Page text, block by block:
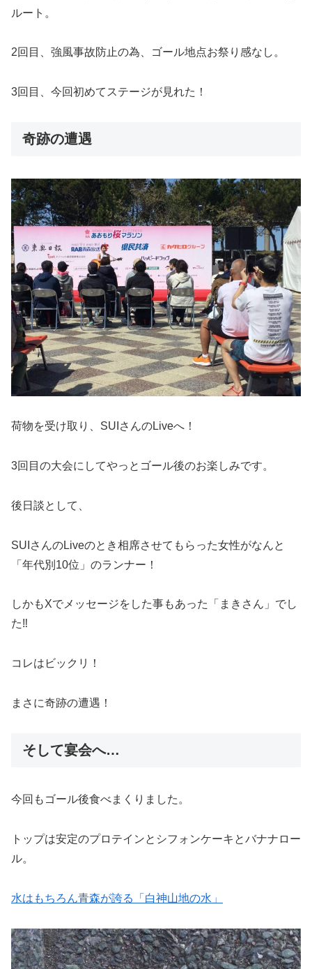
ルート。
2回目、強風事故防止の為、ゴール地点お祭り感なし。
3回目、今回初めてステージが見れた！
奇跡の遭遇
荷物を受け取り、SUIさんのLiveへ！
3回目の大会にしてやっとゴール後のお楽しみです。
後日談として、
SUIさんのLiveのとき相席させてもらった女性がなんと
「年代別10位」のランナー！
しかもXでメッセージをした事もあった「まきさん」でし
た‼︎
コレはビックリ！
まさに奇跡の遭遇！
そして宴会へ…
今回もゴール後食べまくりました。
トップは安定のプロテインとシフォンケーキとバナナロー
ル。
水はもちろん青森が誇る「白神山地の水」